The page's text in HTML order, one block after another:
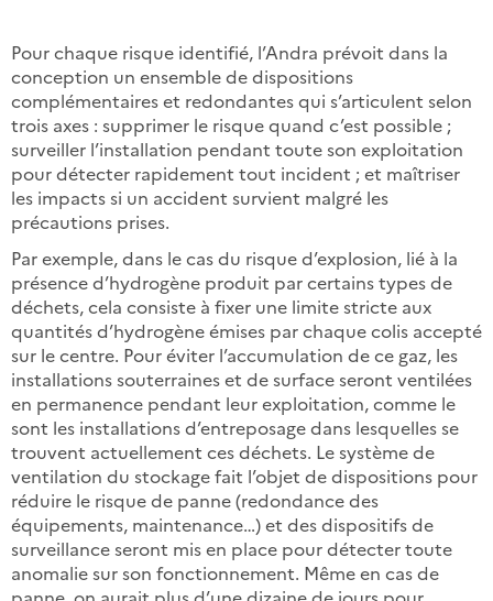
Pour chaque risque identifié, l’Andra prévoit dans la
conception un ensemble de dispositions
complémentaires et redondantes qui s’articulent selon
trois axes : supprimer le risque quand c’est possible ;
surveiller l’installation pendant toute son exploitation
pour détecter rapidement tout incident ; et maîtriser
les impacts si un accident survient malgré les
précautions prises.
Par exemple, dans le cas du risque d’explosion, lié à la
présence d’hydrogène produit par certains types de
déchets, cela consiste à fixer une limite stricte aux
quantités d’hydrogène émises par chaque colis accepté
sur le centre. Pour éviter l’accumulation de ce gaz, les
installations souterraines et de surface seront ventilées
en permanence pendant leur exploitation, comme le
sont les installations d’entreposage dans lesquelles se
trouvent actuellement ces déchets. Le système de
ventilation du stockage fait l’objet de dispositions pour
réduire le risque de panne (redondance des
équipements, maintenance…) et des dispositifs de
surveillance seront mis en place pour détecter toute
anomalie sur son fonctionnement. Même en cas de
panne, on aurait plus d’une dizaine de jours pour